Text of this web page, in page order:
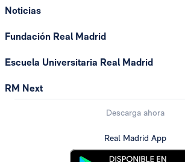
Noticias
Fundación Real Madrid
Escuela Universitaria Real Madrid
RM Next
Descarga ahora
Real Madrid App